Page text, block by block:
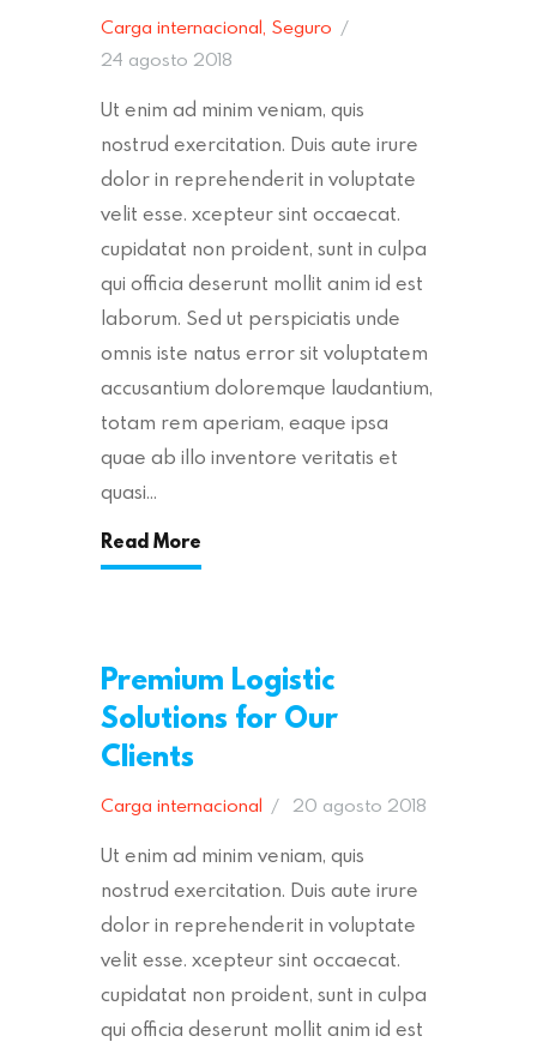
Carga internacional, Seguro
24 agosto 2018
Ut enim ad minim veniam, quis
nostrud exercitation. Duis aute irure
dolor in reprehenderit in voluptate
velit esse. xcepteur sint occaecat.
cupidatat non proident, sunt in culpa
qui officia deserunt mollit anim id est
laborum. Sed ut perspiciatis unde
omnis iste natus error sit voluptatem
accusantium doloremque laudantium,
totam rem aperiam, eaque ipsa
quae ab illo inventore veritatis et
quasi…
Read More
Premium Logistic
Solutions for Our
Clients
Carga internacional 20 agosto 2018
Ut enim ad minim veniam, quis
nostrud exercitation. Duis aute irure
dolor in reprehenderit in voluptate
velit esse. xcepteur sint occaecat.
cupidatat non proident, sunt in culpa
qui officia deserunt mollit anim id est